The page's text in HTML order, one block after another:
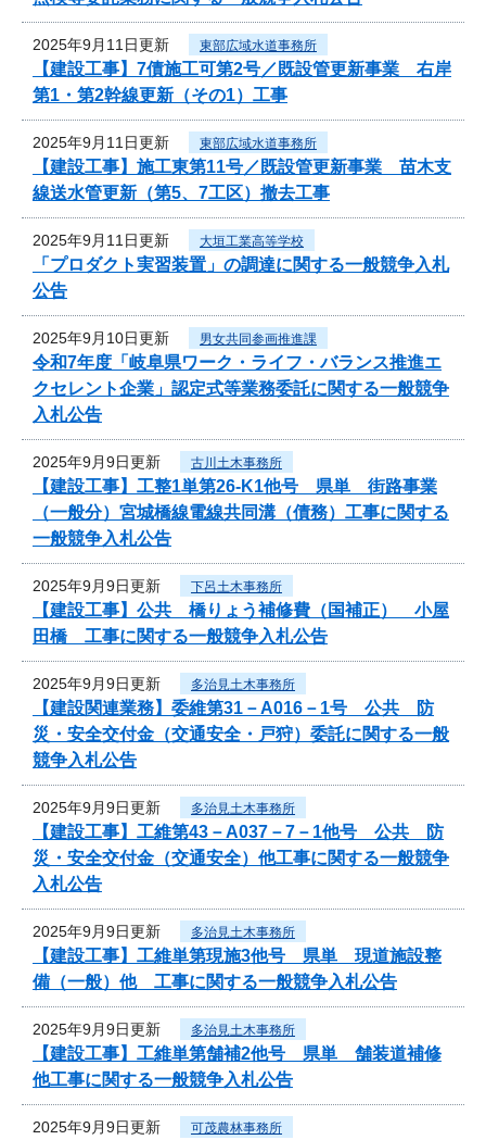
2025年9月11日更新 東部広域水道事務所
【建設工事】7債施工可第2号／既設管更新事業 右岸
第1・第2幹線更新（その1）工事
2025年9月11日更新 東部広域水道事務所
【建設工事】施工東第11号／既設管更新事業 苗木支
線送水管更新（第5、7工区）撤去工事
2025年9月11日更新 大垣工業高等学校
「プロダクト実習装置」の調達に関する一般競争入札
公告
2025年9月10日更新 男女共同参画推進課
令和7年度「岐阜県ワーク・ライフ・バランス推進エ
クセレント企業」認定式等業務委託に関する一般競争
入札公告
2025年9月9日更新 古川土木事務所
【建設工事】工整1単第26-K1他号 県単 街路事業
（一般分）宮城橋線電線共同溝（債務）工事に関する
一般競争入札公告
2025年9月9日更新 下呂土木事務所
【建設工事】公共 橋りょう補修費（国補正） 小屋
田橋 工事に関する一般競争入札公告
2025年9月9日更新 多治見土木事務所
【建設関連業務】委維第31－A016－1号 公共 防
災・安全交付金（交通安全・戸狩）委託に関する一般
競争入札公告
2025年9月9日更新 多治見土木事務所
【建設工事】工維第43－A037－7－1他号 公共 防
災・安全交付金（交通安全）他工事に関する一般競争
入札公告
2025年9月9日更新 多治見土木事務所
【建設工事】工維単第現施3他号 県単 現道施設整
備（一般）他 工事に関する一般競争入札公告
2025年9月9日更新 多治見土木事務所
【建設工事】工維単第舗補2他号 県単 舗装道補修
他工事に関する一般競争入札公告
2025年9月9日更新 可茂農林事務所